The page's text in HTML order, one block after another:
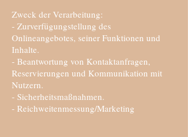
Zweck der Verarbeitung:
- Zurverfügungstellung des
Onlineangebotes, seiner Funktionen und
Inhalte.
- Beantwortung von Kontaktanfragen,
Reservierungen und Kommunikation mit
Nutzern.
- Sicherheitsmaßnahmen.
- Reichweitenmessung/Marketing